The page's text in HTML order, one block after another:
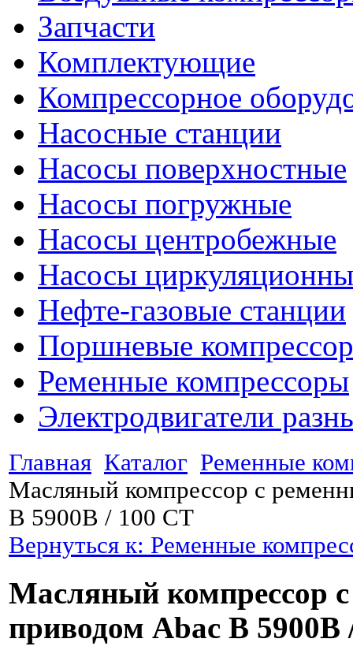
Запчасти
Комплектующие
Компрессорное
Насосные станции
Насосы поверхностные
Насосы погружные
Насосы центробежные
Насосы
Нефте-газовые станции
Поршневые
Ременные компрессоры
Электродвигатели
Главная Каталог Ременные
Масляный компрессор с
B 5900B / 100 CT
Вернуться к: Ременные
Масляный компрессор
приводом Abac B 5900B